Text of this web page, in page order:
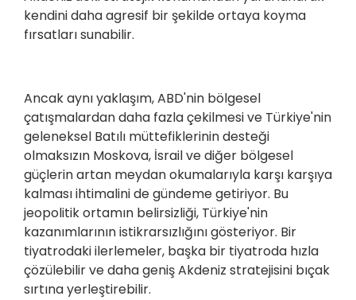
kendini daha agresif bir şekilde ortaya koyma
fırsatları sunabilir.
Ancak aynı yaklaşım, ABD'nin bölgesel
çatışmalardan daha fazla çekilmesi ve Türkiye'nin
geleneksel Batılı müttefiklerinin desteği
olmaksızın Moskova, İsrail ve diğer bölgesel
güçlerin artan meydan okumalarıyla karşı karşıya
kalması ihtimalini de gündeme getiriyor. Bu
jeopolitik ortamın belirsizliği, Türkiye'nin
kazanımlarının istikrarsızlığını gösteriyor. Bir
tiyatrodaki ilerlemeler, başka bir tiyatroda hızla
çözülebilir ve daha geniş Akdeniz stratejisini bıçak
sırtına yerleştirebilir.